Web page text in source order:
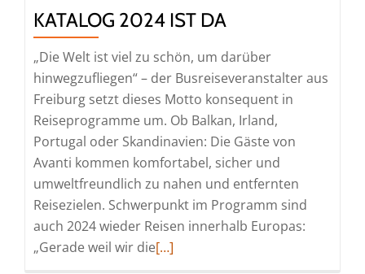
KATALOG 2024 IST DA
„Die Welt ist viel zu schön, um darüber
hinwegzufliegen“ – der Busreiseveranstalter aus
Freiburg setzt dieses Motto konsequent in
Reiseprogramme um. Ob Balkan, Irland,
Portugal oder Skandinavien: Die Gäste von
Avanti kommen komfortabel, sicher und
umweltfreundlich zu nahen und entfernten
Reisezielen. Schwerpunkt im Programm sind
auch 2024 wieder Reisen innerhalb Europas:
„Gerade weil wir dieRead
[…]